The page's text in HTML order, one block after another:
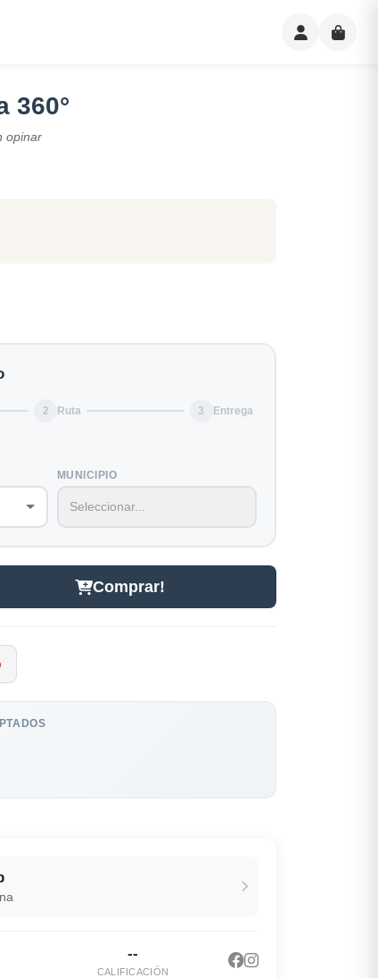
360°
opinar
2 Ruta 3 Entrega
MUNICIPIO
Comprar!
--
CALIFICACIÓN